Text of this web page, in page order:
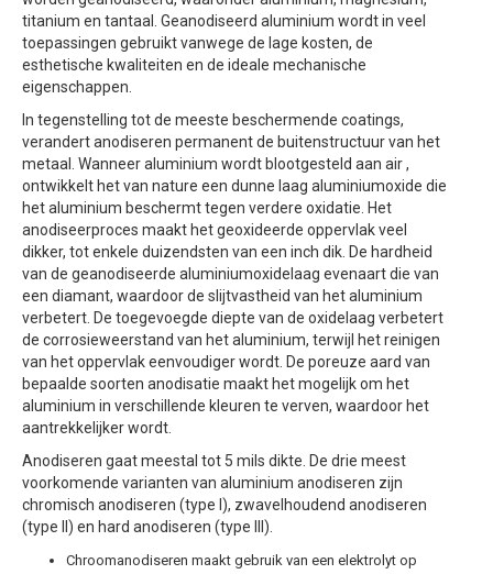
titanium en tantaal. Geanodiseerd aluminium wordt in veel
toepassingen gebruikt vanwege de lage kosten, de
esthetische kwaliteiten en de ideale mechanische
eigenschappen.
In tegenstelling tot de meeste beschermende coatings,
verandert anodiseren permanent de buitenstructuur van het
metaal. Wanneer aluminium wordt blootgesteld aan air ,
ontwikkelt het van nature een dunne laag aluminiumoxide die
het aluminium beschermt tegen verdere oxidatie. Het
anodiseerproces maakt het geoxideerde oppervlak veel
dikker, tot enkele duizendsten van een inch dik. De hardheid
van de geanodiseerde aluminiumoxidelaag evenaart die van
een diamant, waardoor de slijtvastheid van het aluminium
verbetert. De toegevoegde diepte van de oxidelaag verbetert
de corrosieweerstand van het aluminium, terwijl het reinigen
van het oppervlak eenvoudiger wordt. De poreuze aard van
bepaalde soorten anodisatie maakt het mogelijk om het
aluminium in verschillende kleuren te verven, waardoor het
aantrekkelijker wordt.
Anodiseren gaat meestal tot 5 mils dikte. De drie meest
voorkomende varianten van aluminium anodiseren zijn
chromisch anodiseren (type I), zwavelhoudend anodiseren
(type II) en hard anodiseren (type III).
Chroomanodiseren maakt gebruik van een elektrolyt op